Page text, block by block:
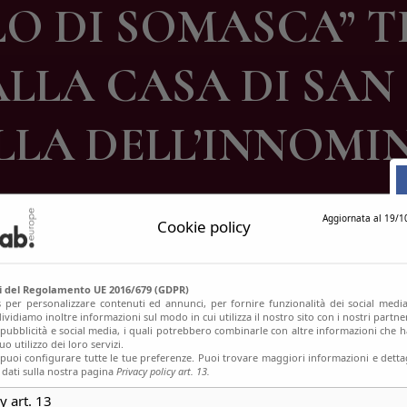
DI SOMASCA”
CASA DI
Cookie policy Aggiornata al 19/
Regolamento UE 2016/679 (GDPR)
per personalizzare contenuti ed annunci, per fornire funzionalità dei social
inoltre informazioni sul modo in cui utilizza il nostro sito con i nostri
e social media, i quali potrebbero combinarle con altre informazioni che
utilizzo dei loro servizi.
configurare tutte le tue preferenze. Puoi trovare maggiori informazioni e
sulla nostra pagina Privacy policy art. 13.
art. 13